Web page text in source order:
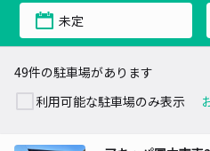
未定
49件の駐車場があります
利用可能な駐車場のみ表示